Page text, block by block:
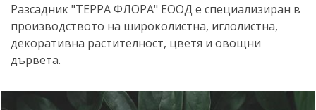
Разсадник "ТЕРРА ФЛОРА" ЕООД е специализиран в
производството на широколистна, иглолистна,
декоративна растителност, цветя и овощни
дървета.